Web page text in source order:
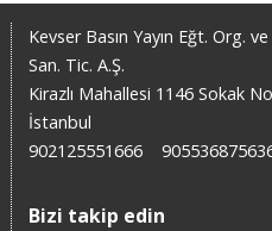
Kevser Basın Yayın Eğt. Org.
San. Tic. A.Ş.
Kirazlı Mahallesi 1146 Sokak
İstanbul
902125551666
Bizi takip edin